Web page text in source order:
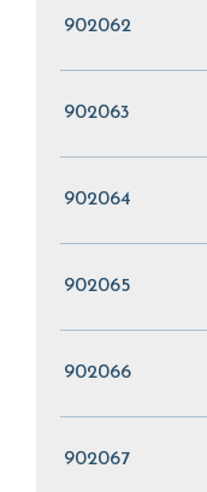
902062
902063
902064
902065
902066
902067